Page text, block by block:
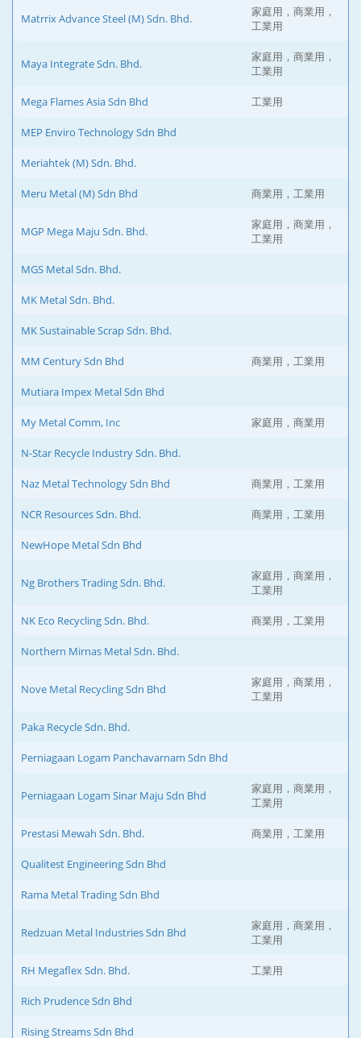
Matrrix Advance Steel (M) Sdn. Bhd.
家庭用，商業用，
工業用
Maya Integrate Sdn. Bhd.
家庭用，商業用，
工業用
Mega Flames Asia Sdn Bhd 工業用
MEP Enviro Technology Sdn Bhd
Meriahtek (M) Sdn. Bhd.
Meru Metal (M) Sdn Bhd 商業用，工業用
MGP Mega Maju Sdn. Bhd.
家庭用，商業用，
工業用
MGS Metal Sdn. Bhd.
MK Metal Sdn. Bhd.
MK Sustainable Scrap Sdn. Bhd.
MM Century Sdn Bhd 商業用，工業用
Mutiara Impex Metal Sdn Bhd
My Metal Comm, Inc 家庭用，商業用
N-Star Recycle Industry Sdn. Bhd.
Naz Metal Technology Sdn Bhd 商業用，工業用
NCR Resources Sdn. Bhd. 商業用，工業用
NewHope Metal Sdn Bhd
Ng Brothers Trading Sdn. Bhd.
家庭用，商業用，
工業用
NK Eco Recycling Sdn. Bhd. 商業用，工業用
Northern Mirnas Metal Sdn. Bhd.
Nove Metal Recycling Sdn Bhd
家庭用，商業用，
工業用
Paka Recycle Sdn. Bhd.
Perniagaan Logam Panchavarnam Sdn Bhd
Perniagaan Logam Sinar Maju Sdn Bhd
家庭用，商業用，
工業用
Prestasi Mewah Sdn. Bhd. 商業用，工業用
Qualitest Engineering Sdn Bhd
Rama Metal Trading Sdn Bhd
Redzuan Metal Industries Sdn Bhd
家庭用，商業用，
工業用
RH Megaflex Sdn. Bhd. 工業用
Rich Prudence Sdn Bhd
Rising Streams Sdn Bhd